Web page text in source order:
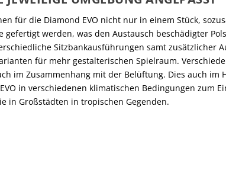
für die Diamond EVO nicht nur in einem Stück,
gefertigt werden, was den Austausch beschädigter
Sitzbankausführungen samt zusätzlicher
für mehr gestalterischen Spielraum.
im Zusammenhang mit der Belüftung. Dies auch im
in verschiedenen klimatischen Bedingungen zum
in Großstädten in tropischen Gegenden.